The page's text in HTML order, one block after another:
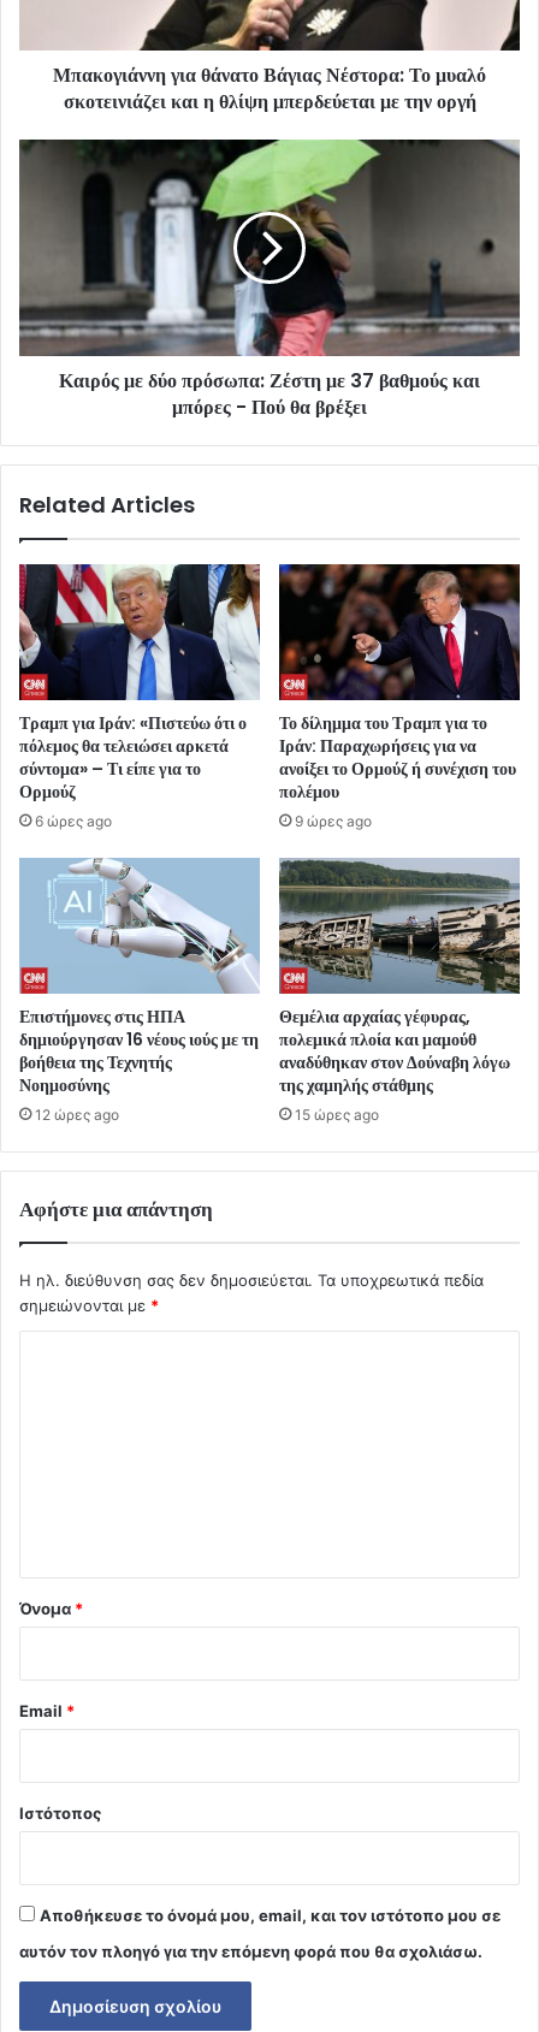
Μπακογιάννη για θάνατο Βάγιας Νέστορα: Το μυαλό
σκοτεινιάζει και η θλίψη μπερδεύεται με την οργή
Καιρός με δύο πρόσωπα: Ζέστη με 37 βαθμούς και
μπόρες - Πού θα βρέξει
Related Articles
Τραμπ για Ιράν: «Πιστεύω ότι ο
πόλεμος θα τελειώσει αρκετά
σύντομα» – Τι είπε για το
Ορμούζ
6 ώρες ago
Το δίλημμα του Τραμπ για το
Ιράν: Παραχωρήσεις για να
ανοίξει το Ορμούζ ή συνέχιση του
πολέμου
9 ώρες ago
Επιστήμονες στις ΗΠΑ
δημιούργησαν 16 νέους ιούς με τη
βοήθεια της Τεχνητής
Νοημοσύνης
12 ώρες ago
Θεμέλια αρχαίας γέφυρας,
πολεμικά πλοία και μαμούθ
αναδύθηκαν στον Δούναβη λόγω
της χαμηλής στάθμης
15 ώρες ago
Αφήστε μια απάντηση
Η ηλ. διεύθυνση σας δεν δημοσιεύεται. Τα υποχρεωτικά πεδία
σημειώνονται με *
Όνομα *
Email *
Ιστότοπος
Αποθήκευσε το όνομά μου, email, και τον ιστότοπο μου σε
αυτόν τον πλοηγό για την επόμενη φορά που θα σχολιάσω.